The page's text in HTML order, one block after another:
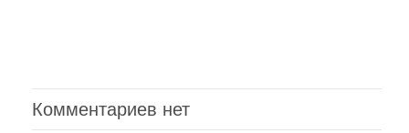
Комментариев нет